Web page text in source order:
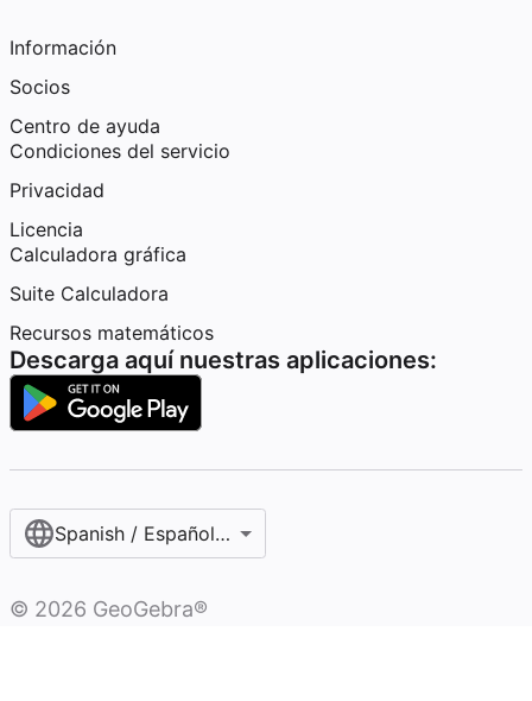
Información
Socios
Centro de ayuda
Condiciones del servicio
Privacidad
Licencia
Calculadora gráfica
Suite Calculadora
Recursos matemáticos
Descarga aquí nuestras aplicaciones:
Spanish / Español (internacional)
© 2026 GeoGebra®